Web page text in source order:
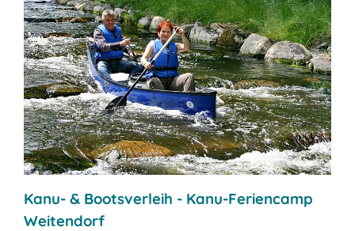
Kanu- & Bootsverleih - Kanu-Feriencamp
Weitendorf